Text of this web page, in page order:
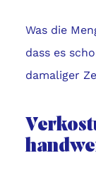
Was die
dass es
damaliger